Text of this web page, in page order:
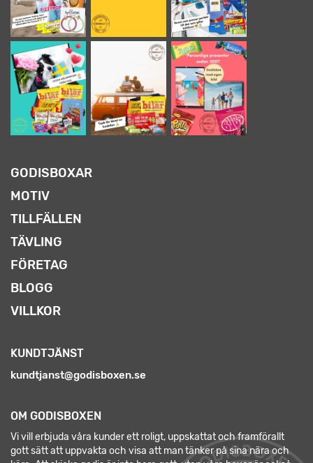
GODISBOXAR
MOTIV
TILLFÄLLEN
TÄVLING
FÖRETAG
BLOGG
VILLKOR
KUNDTJÄNST
kundtjanst@godisboxen.se
OM GODISBOXEN
Vi vill erbjuda våra kunder ett roligt, uppskattat och framförallt
gott sätt att uppvakta och visa att man tänker på sina nära och